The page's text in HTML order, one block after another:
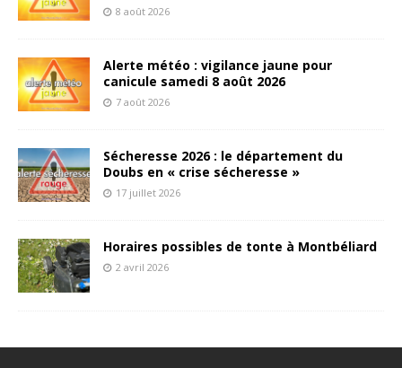
8 août 2026
Alerte météo : vigilance jaune pour
canicule samedi 8 août 2026
7 août 2026
Sécheresse 2026 : le département du
Doubs en « crise sécheresse »
17 juillet 2026
Horaires possibles de tonte à Montbéliard
2 avril 2026